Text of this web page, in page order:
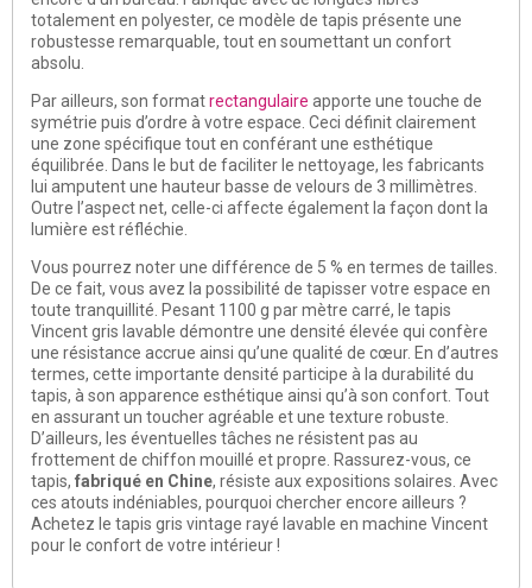
totalement en polyester, ce modèle de tapis présente une
robustesse remarquable, tout en soumettant un confort
absolu.
Par ailleurs, son formatrectangulaire apporte une touche de
symétrie puis d’ordre à votre espace. Ceci définit clairement
une zone spécifique tout en conférant une esthétique
équilibrée. Dans le but de faciliter le nettoyage, les fabricants
lui amputent une hauteur basse de velours de 3 millimètres.
Outre l’aspect net, celle-ci affecte également la façon dont la
lumière est réfléchie.
Vous pourrez noter une différence de 5 % en termes de tailles.
De ce fait, vous avez la possibilité de tapisser votre espace en
toute tranquillité. Pesant 1100 g par mètre carré, le tapis
Vincent gris lavable démontre une densité élevée qui confère
une résistance accrue ainsi qu’une qualité de cœur. En d’autres
termes, cette importante densité participe à la durabilité du
tapis, à son apparence esthétique ainsi qu’à son confort. Tout
en assurant un toucher agréable et une texture robuste.
D’ailleurs, les éventuelles tâches ne résistent pas au
frottement de chiffon mouillé et propre. Rassurez-vous, ce
tapis, fabriqué en Chine, résiste aux expositions solaires. Avec
ces atouts indéniables, pourquoi chercher encore ailleurs ?
Achetez le tapis gris vintage rayé lavable en machine Vincent
pour le confort de votre intérieur !